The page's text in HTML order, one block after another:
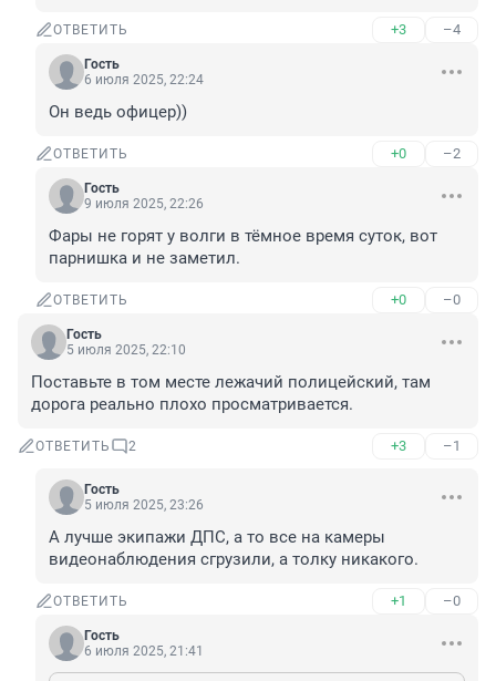
ОТВЕТИТЬ +3 –4
Гость
6 июля 2025, 22:24
Он ведь офицер))
ОТВЕТИТЬ +0 –2
Гость
9 июля 2025, 22:26
Фары не горят у волги в тёмное время суток, вот
парнишка и не заметил.
ОТВЕТИТЬ +0 –0
Гость
5 июля 2025, 22:10
Поставьте в том месте лежачий полицейский, там
дорога реально плохо просматривается.
ОТВЕТИТЬ 2 +3 –1
Гость
5 июля 2025, 23:26
А лучше экипажи ДПС, а то все на камеры
видеонаблюдения сгрузили, а толку никакого.
ОТВЕТИТЬ +1 –0
Гость
6 июля 2025, 21:41